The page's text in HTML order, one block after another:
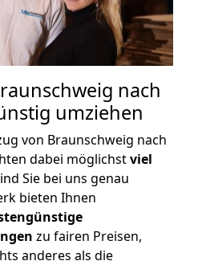
nach
umziehen
von Braunschweig nach
dabei möglichstviel
Sie bei uns genau
bieten Ihnen
zu fairen Preisen,
anderes als die